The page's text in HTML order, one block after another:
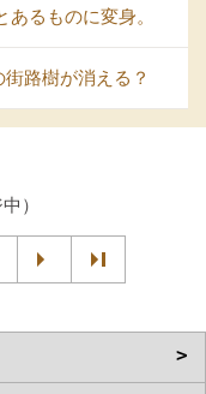
るものに変身。
路樹が消える？
）